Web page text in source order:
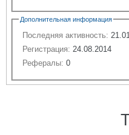
Дополнительная информация
Последняя активность:
Регистрация: 24.08.2014
Рефералы: 0